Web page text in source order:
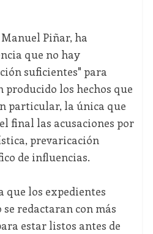
Piñar, ha
que no hay
suficientes" para
producido los hechos que
particular, la única que
final las acusaciones por
prevaricación
de influencias.
que los expedientes
redactaran con más
estar listos antes de